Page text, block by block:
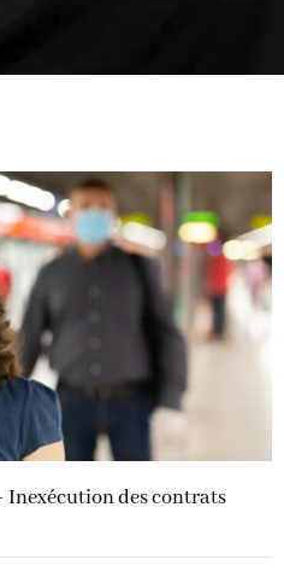
Inexécution des contrats